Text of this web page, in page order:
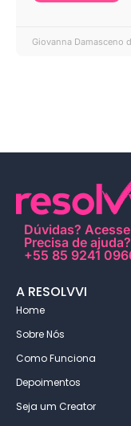
Giovanna Damasceno
Dúvidas?
Precisa de ajuda?
+55 85 9241
A RESOLVVI
Home
Sobre Nós
Como Funciona
Depoimentos
Seja um Creator